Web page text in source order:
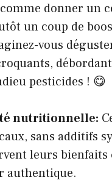
donner un
un coup de
vous
pesticides ! 😋
nutritionnelle:
sans additifs
leurs bienfaits
authentique.